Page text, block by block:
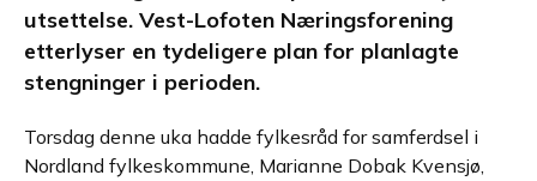
utsettelse. Vest-Lofoten Næringsforening
etterlyser en tydeligere plan for planlagte
stengninger i perioden.
Torsdag denne uka hadde fylkesråd for samferdsel i
Nordland fylkeskommune, Marianne Dobak Kvensjø,